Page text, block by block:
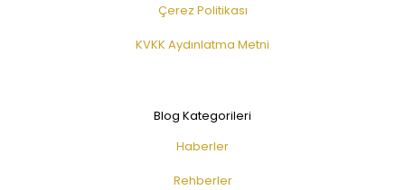
Çerez Politikası
KVKK Aydınlatma Metni
Blog Kategorileri
Haberler
Rehberler